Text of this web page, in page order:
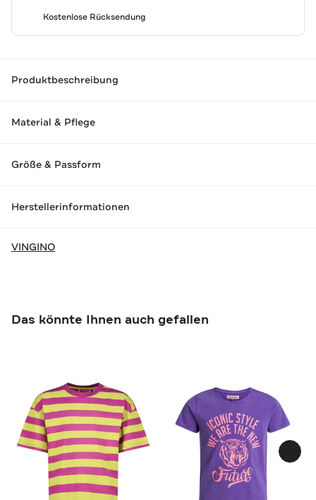
Kostenlose Rücksendung
Produktbeschreibung
Material & Pflege
Größe & Passform
Herstellerinformationen
VINGINO
Das könnte Ihnen auch gefallen